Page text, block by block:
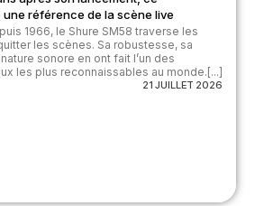
référence de la scène live
1966, le Shure SM58 traverse les
les scènes. Sa robustesse, sa
sonore en ont fait l’un des
les plus reconnaissables au monde.[...]
21 JUILLET 2026